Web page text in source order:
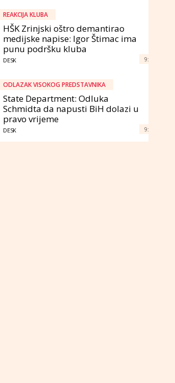
REAKCIJA KLUBA
HŠK Zrinjski oštro demantirao
medijske napise: Igor Štimac ima
punu podršku kluba
DESK 9:
ODLAZAK VISOKOG PREDSTAVNIKA
State Department: Odluka
Schmidta da napusti BiH dolazi u
pravo vrijeme
DESK 9: